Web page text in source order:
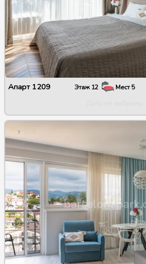
Апарт 1209 Этаж 12 Мест5